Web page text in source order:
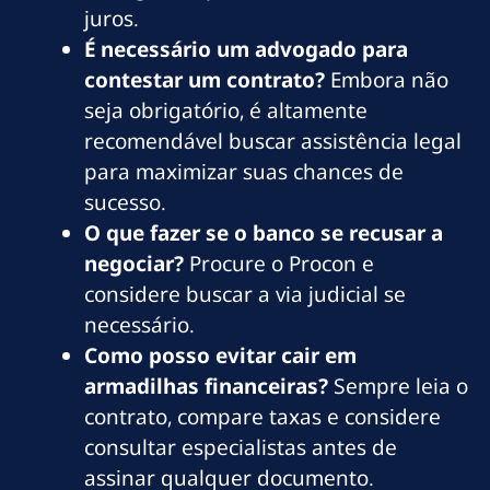
juros.
É necessário um advogado para
contestar um contrato? Embora não
seja obrigatório, é altamente
recomendável buscar assistência legal
para maximizar suas chances de
sucesso.
O que fazer se o banco se recusar a
negociar? Procure o Procon e
considere buscar a via judicial se
necessário.
Como posso evitar cair em
armadilhas financeiras? Sempre leia o
contrato, compare taxas e considere
consultar especialistas antes de
assinar qualquer documento.